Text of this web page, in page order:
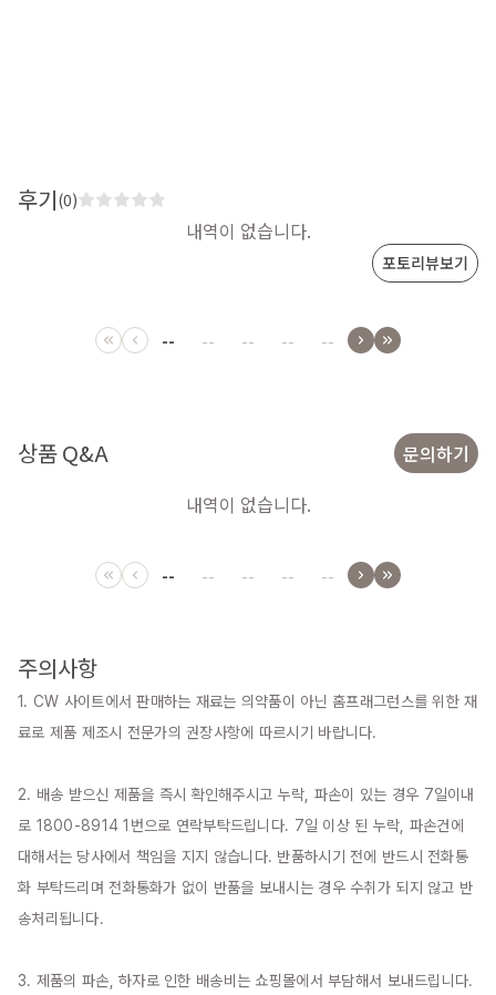
후기(0)
내역이 없습니다.
포토리뷰보기
-- -- -- -- --
상품 Q&A
문의하기
내역이 없습니다.
-- -- -- -- --
주의사항
1. CW 사이트에서 판매하는 재료는 의약품이 아닌 홈프래그런스를 위한 재
료로 제품 제조시 전문가의 권장사항에 따르시기 바랍니다.
2. 배송 받으신 제품을 즉시 확인해주시고 누락, 파손이 있는 경우 7일이내
로 1800-8914 1번으로 연락부탁드립니다. 7일 이상 된 누락, 파손건에
대해서는 당사에서 책임을 지지 않습니다. 반품하시기 전에 반드시 전화통
화 부탁드리며 전화통화가 없이 반품을 보내시는 경우 수취가 되지 않고 반
송처리됩니다.
3. 제품의 파손, 하자로 인한 배송비는 쇼핑몰에서 부담해서 보내드립니다.